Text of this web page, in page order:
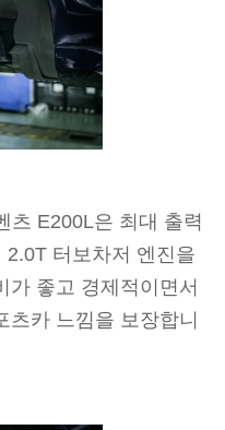
츠 E200L은 최대 출력
2.0T 터보차저 엔진을
가 좋고 경제적이면서
카 느낌을 보장합니